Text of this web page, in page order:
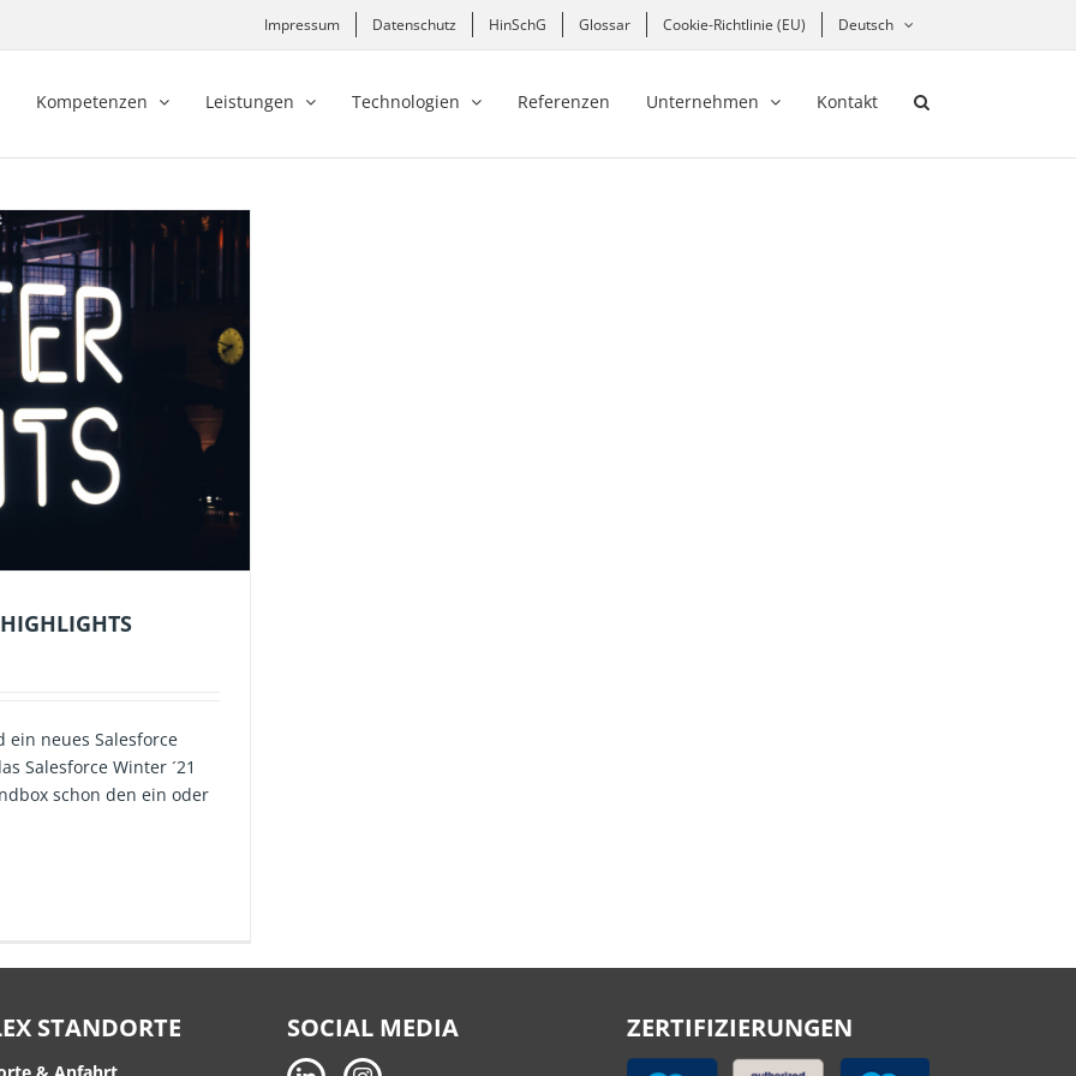
Impressum Datenschutz HinSchG Glossar Cookie-Richtlinie (EU) Deutsch
Kompetenzen Leistungen Technologien Referenzen Unternehmen Kontakt
ein neues Salesforce
Salesforce Winter ´21
schon den ein oder
STANDORTE SOCIAL MEDIA ZERTIFIZIERUNGEN